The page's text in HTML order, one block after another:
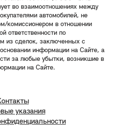
во взаимоотношениях между
автомобилей, не
комиссионером в отношении
ответственности по
из сделок, заключенных с
информации на Сайте, а
за любые убытки, возникшие в
на Сайте.
указания